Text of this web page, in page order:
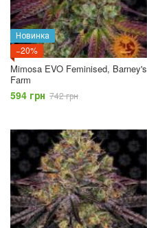
Новинка
−20%
Mimosa EVO Feminised, Barney's
Farm
594 грн 742 грн